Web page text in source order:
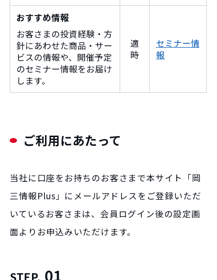
おすすめ情報
お客さまの投資経験・方
針にあわせた商品・サー
ビスの情報や、開催予定
のセミナー情報をお届け
します。
適
時
セミナー情
報
ご利用にあたって
当社に口座をお持ちのお客さまで本サイト「岡
三情報Plus」にメールアドレスをご登録いただ
いているお客さまは、会員ログイン後の設定画
面よりお申込みいただけます。
01